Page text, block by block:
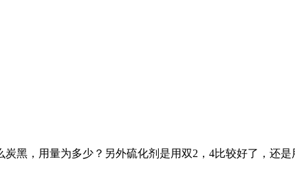
黑，用量为多少？另外硫化剂是用双2，4比较好了，还